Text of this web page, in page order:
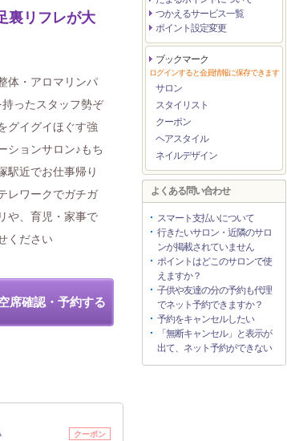
裏リフレが大
体・アロマリンパ
ったスタッフ勢ぞ
グイグイほぐす強
ションサロン♪もち
駅近でお仕事帰り
レワークでガチガ
や、育児・家事で
ください
席確認・予約する
クーポン
つかえるサービス一覧
ポイント設定変更
ブックマーク
ログインすると会員情報に保存できます
サロン
スタイリスト
クーポン
ヘアスタイル
ネイルデザイン
よくある問い合わせ
スマート支払いについて
行きたいサロン・近隣のサロ
ンが掲載されていません
ポイントはどこのサロンで使
えますか？
子供や友達の分の予約も代理
でネット予約できますか？
予約をキャンセルしたい
「無断キャンセル」と表示が
出て、ネット予約ができない